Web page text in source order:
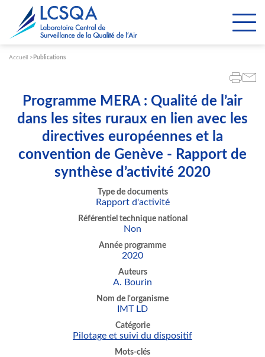
Accueil Publications
Programme MERA : Qualité de l’air
dans les sites ruraux en lien avec les
directives européennes et la
convention de Genève - Rapport de
synthèse d’activité 2020
Type de documents
Rapport d'activité
Référentiel technique national
Non
Année programme
2020
Auteurs
A. Bourin
Nom de l'organisme
IMT LD
Catégorie
Pilotage et suivi du dispositif
Mots-clés
Paramétrer les cookies